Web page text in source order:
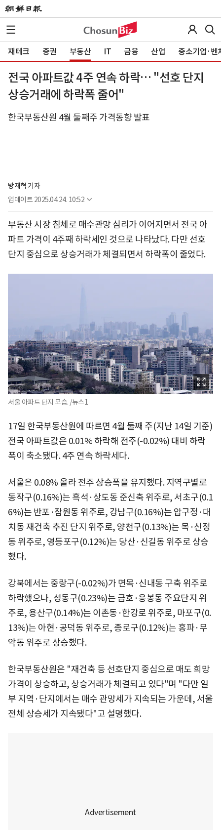
재테크 증권 부동산 IT 금융 산업 중소기업·벤
전국 아파트값 4주 연속 하락… "선호 단지
상승거래에 하락폭 줄어"
한국부동산원 4월 둘째주 가격동향 발표
방재혁 기자
업데이트 2025.04.24. 10:52
부동산 시장 침체로 매수관망 심리가 이어지면서 전국 아
파트 가격이 4주째 하락세인 것으로 나타났다. 다만 선호
단지 중심으로 상승거래가 체결되면서 하락폭이 줄었다.
서울 아파트 단지 모습. /뉴스1
17일 한국부동산원에 따르면 4월 둘째 주(지난 14일 기준)
전국 아파트값은 0.01% 하락해 전주(-0.02%) 대비 하락
폭이 축소됐다. 4주 연속 하락세다.
서울은 0.08% 올라 전주 상승폭을 유지했다. 지역구별로
동작구(0.16%)는 흑석·상도동 준신축 위주로, 서초구(0.1
6%)는 반포·잠원동 위주로, 강남구(0.16%)는 압구정·대
치동 재건축 추진 단지 위주로, 양천구(0.13%)는 목·신정
동 위주로, 영등포구(0.12%)는 당산·신길동 위주로 상승
했다.
강북에서는 중랑구(-0.02%)가 면목·신내동 구축 위주로
하락했으나, 성동구(0.23%)는 금호·응봉동 주요단지 위
주로, 용산구(0.14%)는 이촌동·한강로 위주로, 마포구(0.
13%)는 아현·공덕동 위주로, 종로구(0.12%)는 홍파·무
악동 위주로 상승했다.
한국부동산원은 "재건축 등 선호단지 중심으로 매도 희망
가격이 상승하고, 상승거래가 체결되고 있다"며 "다만 일
부 지역·단지에서는 매수 관망세가 지속되는 가운데, 서울
전체 상승세가 지속됐다"고 설명했다.